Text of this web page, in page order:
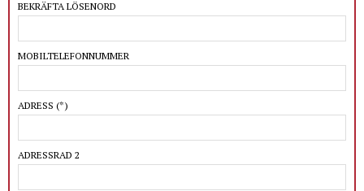
BEKRÄFTA LÖSENORD
MOBILTELEFONNUMMER
ADRESS (*)
ADRESSRAD 2